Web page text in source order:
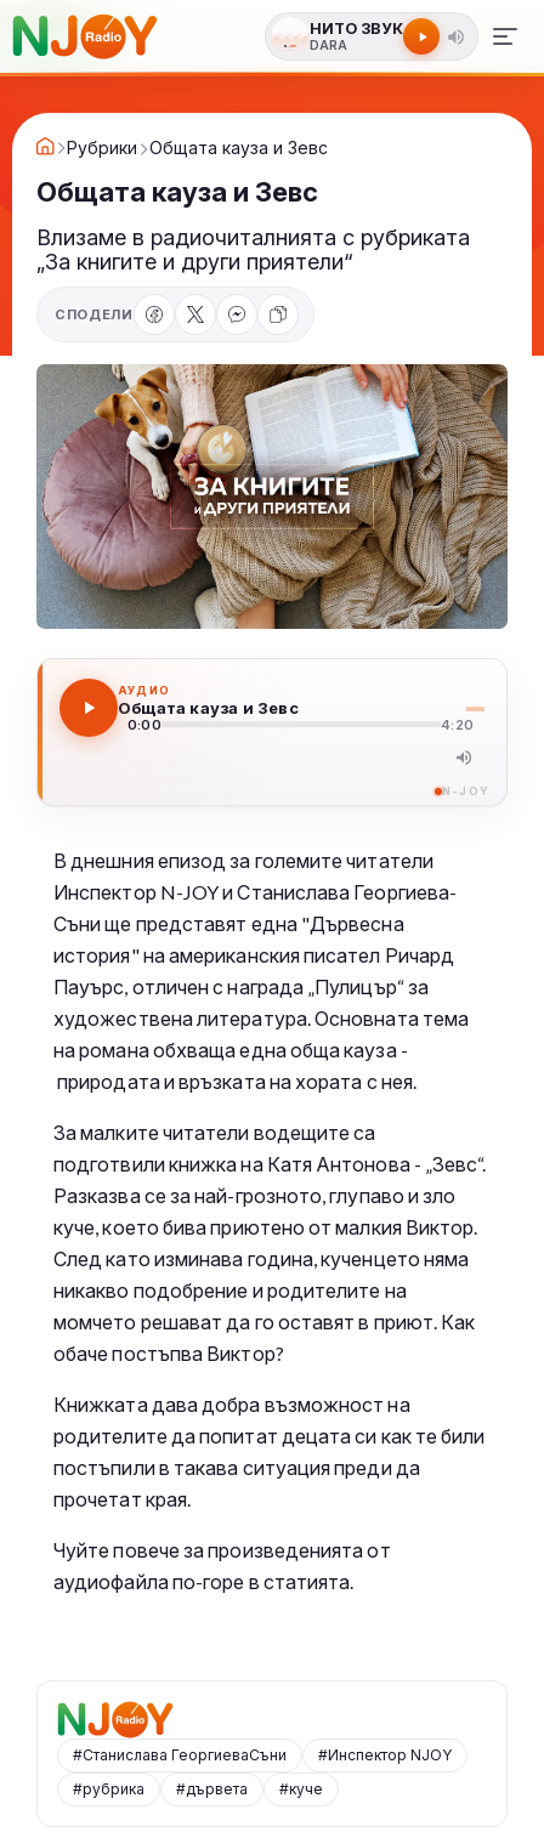
НИТО ЗВУК
DARA
Рубрики Общата кауза и Зевс
Общата кауза и Зевс
Влизаме в радиочиталнията с рубриката
„За книгите и други приятели“
СПОДЕЛИ
АУДИО
Общата кауза и Зевс
0:00 4:20
N-JOY
В днешния епизод за големите читатели
Инспектор N-JOY и Станислава Георгиева-
Съни ще представят една "Дървесна
история" на американския писател Ричард
Пауърс, отличен с награда „Пулицър“ за
художествена литература. Основната тема
на романа обхваща една обща кауза -
природата и връзката на хората с нея.
За малките читатели водещите са
подготвили книжка на Катя Антонова - „Зевс“.
Разказва се за най-грозното, глупаво и зло
куче, което бива приютено от малкия Виктор.
След като изминава година, кученцето няма
никакво подобрение и родителите на
момчето решават да го оставят в приют. Как
обаче постъпва Виктор?
Книжката дава добра възможност на
родителите да попитат децата си как те били
постъпили в такава ситуация преди да
прочетат края.
Чуйте повече за произведенията от
аудиофайла по-горе в статията.
#Станислава ГеоргиеваСъни
#Инспектор NJOY
#рубрика
#дървета #куче